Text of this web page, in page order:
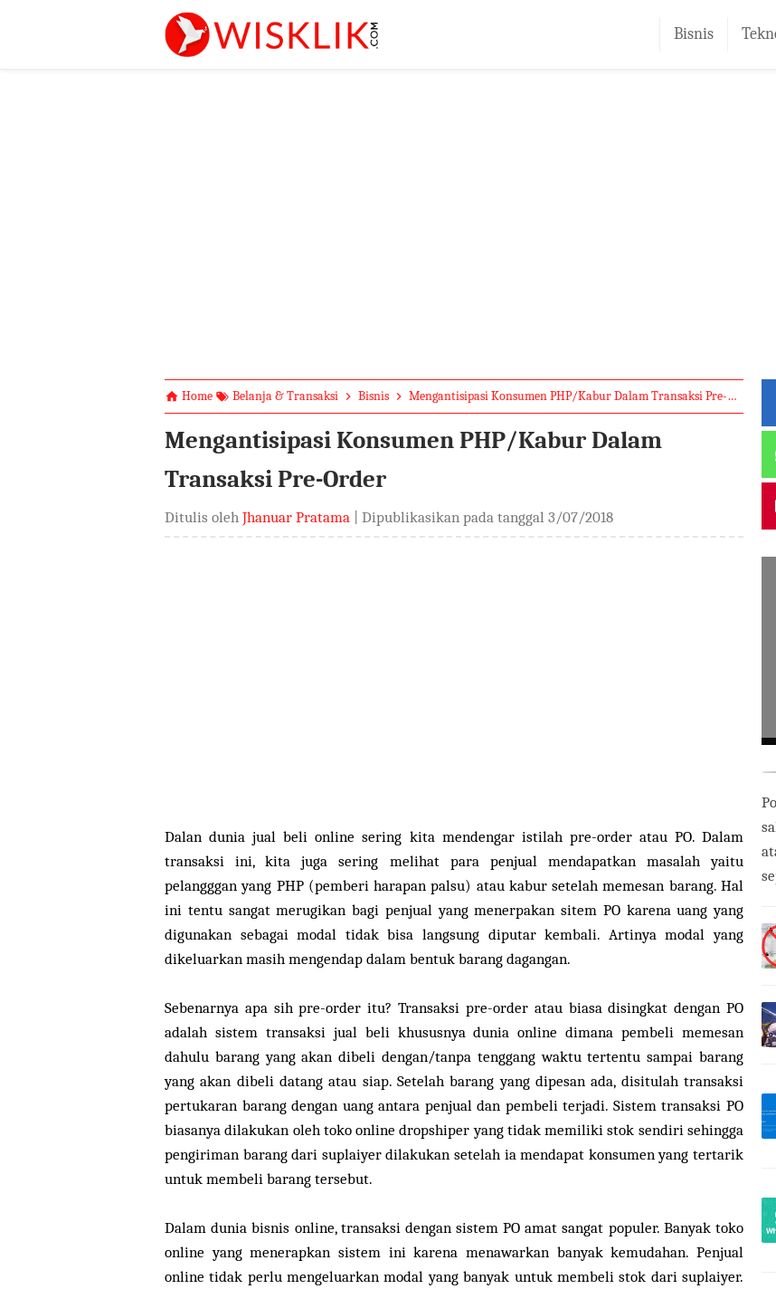
Bisnis
Home Belanja & Transaksi Bisnis Mengantisipasi Konsumen PHP/Kabur Dalam Transaksi Pre-Order
Mengantisipasi Konsumen PHP/Kabur Dalam
Transaksi Pre-Order
Ditulis oleh Jhanuar Pratama | Dipublikasikan pada tanggal 3/07/2018
Dalan dunia jual beli online sering kita mendengar istilah pre-order atau PO. Dalam
transaksi ini, kita juga sering melihat para penjual mendapatkan masalah yaitu
pelangggan yang PHP (pemberi harapan palsu) atau kabur setelah memesan barang. Hal
ini tentu sangat merugikan bagi penjual yang menerpakan sitem PO karena uang yang
digunakan sebagai modal tidak bisa langsung diputar kembali. Artinya modal yang
dikeluarkan masih mengendap dalam bentuk barang dagangan.
Sebenarnya apa sih pre-order itu? Transaksi pre-order atau biasa disingkat dengan PO
adalah sistem transaksi jual beli khususnya dunia online dimana pembeli memesan
dahulu barang yang akan dibeli dengan/tanpa tenggang waktu tertentu sampai barang
yang akan dibeli datang atau siap. Setelah barang yang dipesan ada, disitulah transaksi
pertukaran barang dengan uang antara penjual dan pembeli terjadi. Sistem transaksi PO
biasanya dilakukan oleh toko online dropshiper yang tidak memiliki stok sendiri sehingga
pengiriman barang dari suplaiyer dilakukan setelah ia mendapat konsumen yang tertarik
untuk membeli barang tersebut.
Dalam dunia bisnis online, transaksi dengan sistem PO amat sangat populer. Banyak toko
online yang menerapkan sistem ini karena menawarkan banyak kemudahan. Penjual
online tidak perlu mengeluarkan modal yang banyak untuk membeli stok dari suplaiyer.